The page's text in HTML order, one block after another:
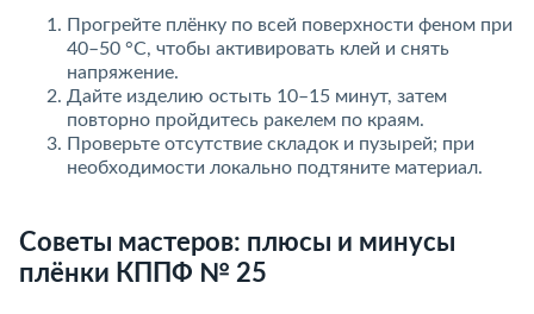
Прогрейте плёнку по всей поверхности феном при
40–50 °C, чтобы активировать клей и снять
напряжение.
Дайте изделию остыть 10–15 минут, затем
повторно пройдитесь ракелем по краям.
Проверьте отсутствие складок и пузырей; при
необходимости локально подтяните материал.
Советы мастеров: плюсы и минусы
плёнки КППФ № 25